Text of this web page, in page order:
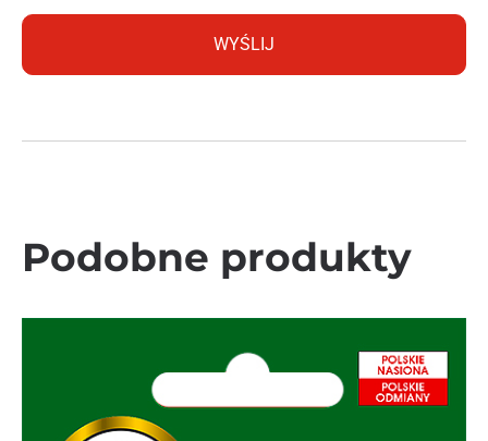
Podobne produkty